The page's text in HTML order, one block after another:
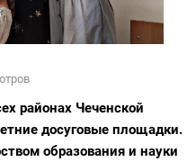
районах Чеченской
досуговые площадки.
образования и науки